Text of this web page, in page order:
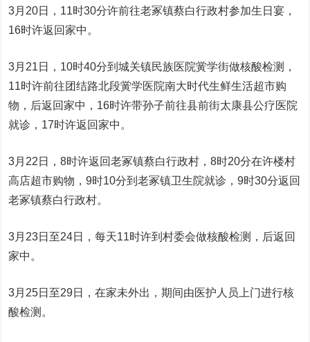
3月20日，11时30分许前往老冢镇蔡白行政村参加生日宴，
16时许返回家中。
3月21日，10时40分到城关镇民族医院黉学街做核酸检测，
11时许前往团结路北段黉学医院南大时代生鲜生活超市购
物，后返回家中，16时许带孙子前往县前街太康县公疗医院
就诊，17时许返回家中。
3月22日，8时许返回老冢镇蔡白行政村，8时20分在许楼村
高店超市购物，9时10分到老冢镇卫生院就诊，9时30分返回
老冢镇蔡白行政村。
3月23日至24日，每天11时许到村委会做核酸检测，后返回
家中。
3月25日至29日，在家未外出，期间由医护人员上门进行核
酸检测。